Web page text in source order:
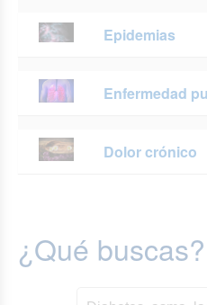
Epidemias
Enfermedad
Dolor crónico
¿Qué buscas?